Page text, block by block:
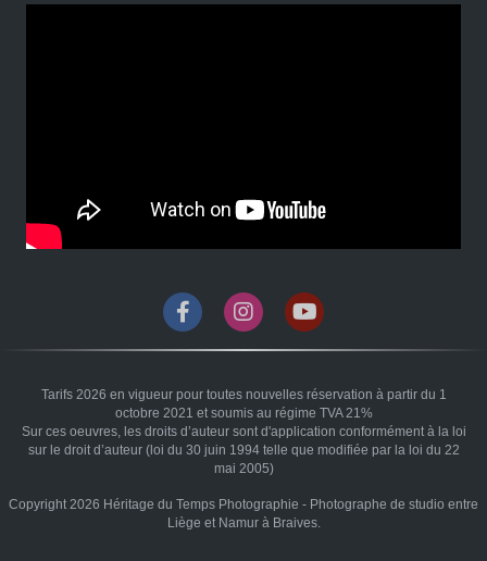
Tarifs 2026 en vigueur pour toutes nouvelles réservation à partir du 1
octobre 2021 et soumis au régime TVA 21%
Sur ces oeuvres, les droits d’auteur sont d'application conformément à la loi
sur le droit d’auteur (loi du 30 juin 1994 telle que modifiée par la loi du 22
mai 2005)
Copyright 2026 Héritage du Temps Photographie - Photographe de studio entre
Liège et Namur à Braives.